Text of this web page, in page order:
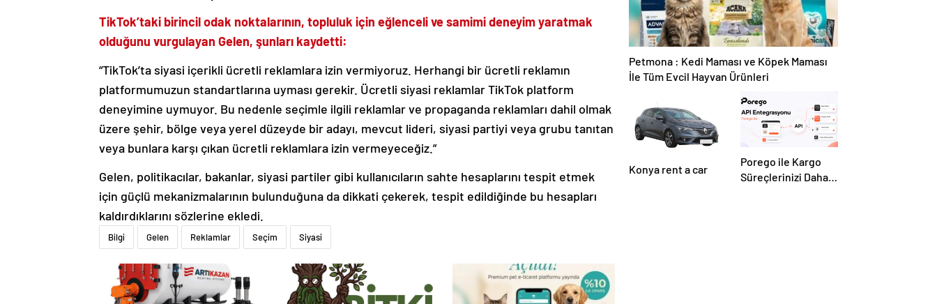
TikTok’taki birincil odak noktalarının, topluluk için eğlenceli ve samimi deneyim yaratmak
olduğunu vurgulayan Gelen, şunları kaydetti:
“TikTok’ta siyasi içerikli ücretli reklamlara izin vermiyoruz. Herhangi bir ücretli reklamın
platformumuzun standartlarına uyması gerekir. Ücretli siyasi reklamlar TikTok platform
deneyimine uymuyor. Bu nedenle seçimle ilgili reklamlar ve propaganda reklamları dahil olmak
üzere şehir, bölge veya yerel düzeyde bir adayı, mevcut lideri, siyasi partiyi veya grubu tanıtan
veya bunlara karşı çıkan ücretli reklamlara izin vermeyeceğiz.”
Gelen, politikacılar, bakanlar, siyasi partiler gibi kullanıcıların sahte hesaplarını tespit etmek
için güçlü mekanizmalarının bulunduğuna da dikkati çekerek, tespit edildiğinde bu hesapları
kaldırdıklarını sözlerine ekledi.
Bilgi Gelen Reklamlar Seçim Siyasi
Petmona : Kedi Maması ve Köpek Maması
İle Tüm Evcil Hayvan Ürünleri
Konya rent a car
Porego ile Kargo
Süreçlerinizi Daha